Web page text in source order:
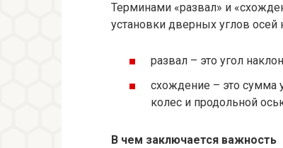
Терминами «развал» и
установки дверных углов осей
развал – это угол
схождение – это сумма
колес и продольной
В чем заключается важность